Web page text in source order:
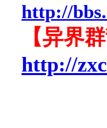
http://
【异界
http://